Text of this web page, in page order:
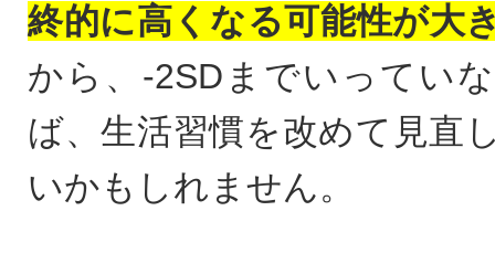
終的に高くなる可能性が大
から、-2SDまでいってい
ば、生活習慣を改めて見直
いかもしれません。